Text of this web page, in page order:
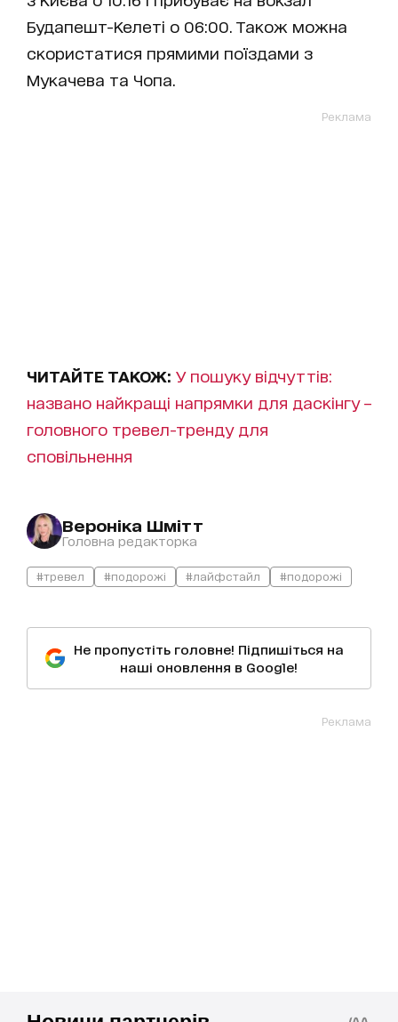
Будапешт-Келеті о 06:00. Також можна
скористатися прямими поїздами з
Мукачева та Чопа.
Реклама
ЧИТАЙТЕ ТАКОЖ: У пошуку відчуттів:
названо найкращі напрямки для даскінгу –
головного тревел-тренду для
сповільнення
Вероніка Шмітт
Головна редакторка
#тревел #подорожі #лайфстайл #подорожі
Не пропустіть головне! Підпишіться на
наші оновлення в Google!
Реклама